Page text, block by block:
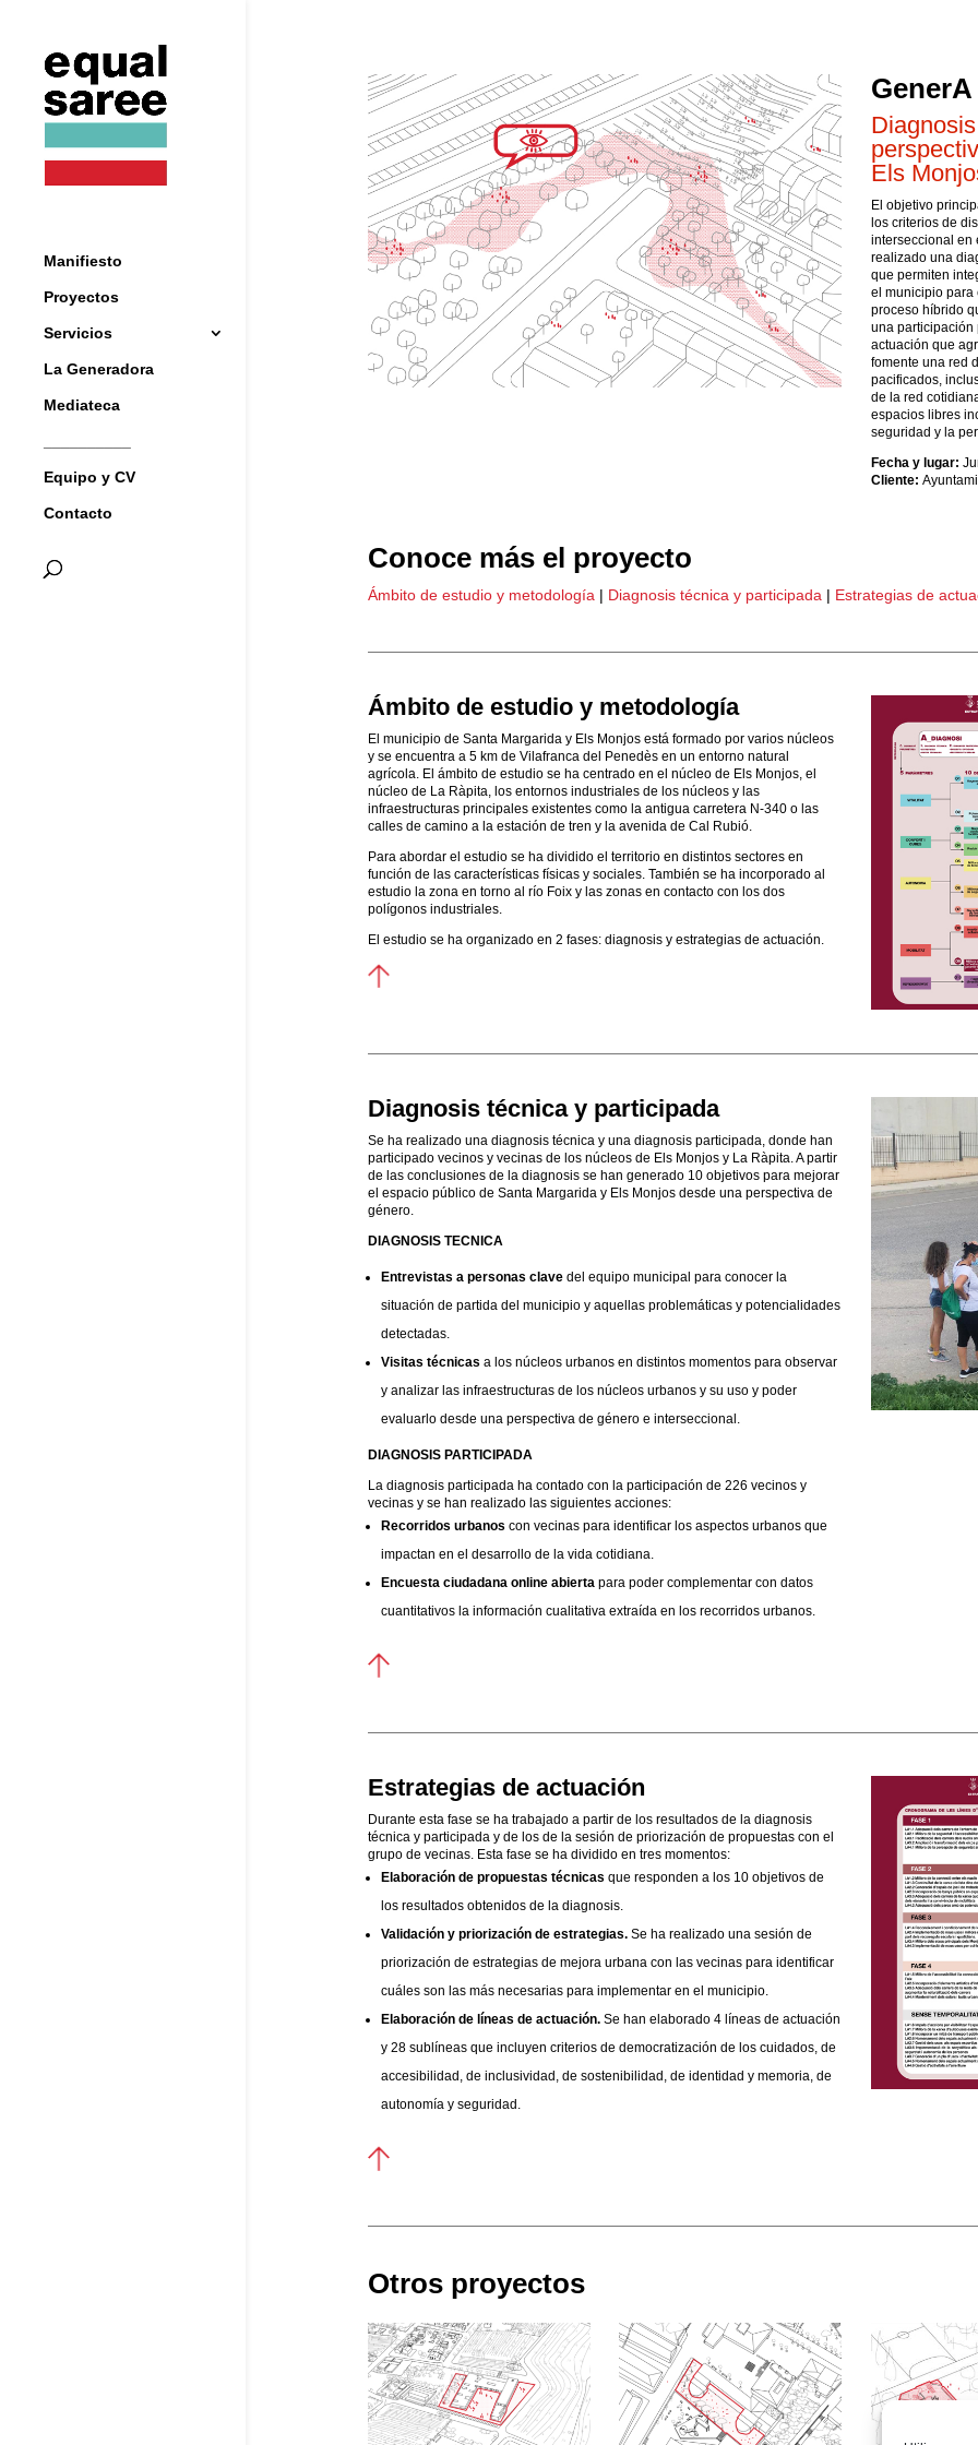
Manifiesto
Proyectos
Servicios
La Generadora
Mediateca
Equipo y CV
Contacto
GenerA
Els
El objetivo
los criterios de
interseccional en
realizado una
que permiten
el municipio para
proceso híbrido
una participación
actuación que
fomente una red
pacificados,
de la red
espacios libres
seguridad y la
Fecha y lugar:
Cliente:
Conoce más el proyecto
Ámbito de estudio y metodología | Diagnosis técnica y participada | Estrategias de
Ámbito de estudio y metodología
El municipio de Santa Margarida y Els Monjos está formado por varios núcleos
y se encuentra a 5 km de Vilafranca del Penedès en un entorno natural
agrícola. El ámbito de estudio se ha centrado en el núcleo de Els Monjos, el
núcleo de La Ràpita, los entornos industriales de los núcleos y las
infraestructuras principales existentes como la antigua carretera N-340 o las
calles de camino a la estación de tren y la avenida de Cal Rubió.
Para abordar el estudio se ha dividido el territorio en distintos sectores en
función de las características físicas y sociales. También se ha incorporado al
estudio la zona en torno al río Foix y las zonas en contacto con los dos
polígonos industriales.
El estudio se ha organizado en 2 fases: diagnosis y estrategias de actuación.
Diagnosis técnica y participada
Se ha realizado una diagnosis técnica y una diagnosis participada, donde han
participado vecinos y vecinas de los núcleos de Els Monjos y La Ràpita. A partir
de las conclusiones de la diagnosis se han generado 10 objetivos para mejorar
el espacio público de Santa Margarida y Els Monjos desde una perspectiva de
género.
DIAGNOSIS TECNICA
Entrevistas a personas clavedel equipo municipal para conocer la
situación de partida del municipio y aquellas problemáticas y potencialidades
detectadas.
Visitas técnicas a los núcleos urbanos en distintos momentos para observar
y analizar las infraestructuras de los núcleos urbanos y su uso y poder
evaluarlo desde una perspectiva de género e interseccional.
DIAGNOSIS PARTICIPADA
La diagnosis participada ha contado con la participación de 226 vecinos y
vecinas y se han realizado las siguientes acciones:
Recorridos urbanos con vecinas para identificar los aspectos urbanos que
impactan en el desarrollo de la vida cotidiana.
Encuesta ciudadana online abierta para poder complementar con datos
cuantitativos la información cualitativa extraída en los recorridos urbanos.
Estrategias de actuación
Durante esta fase se ha trabajado a partir de los resultados de la diagnosis
técnica y participada y de los de la sesión de priorización de propuestas con el
grupo de vecinas. Esta fase se ha dividido en tres momentos:
Elaboración de propuestas técnicas que responden a los 10 objetivos de
los resultados obtenidos de la diagnosis.
Validación y priorización de estrategias.Se ha realizado una sesión de
priorización de estrategias de mejora urbana con las vecinas para identificar
cuáles son las más necesarias para implementar en el municipio.
Elaboración de líneas de actuación.Se han elaborado 4 líneas de actuación
y 28 sublíneas que incluyen criterios de democratización de los cuidados, de
accesibilidad, de inclusividad, de sostenibilidad, de identidad y memoria, de
autonomía y seguridad.
Otros proyectos